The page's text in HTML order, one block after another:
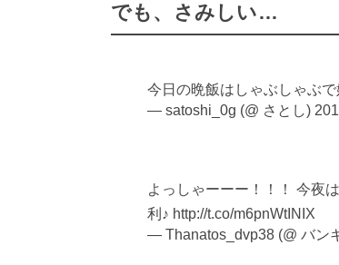
でも、さみしい…
今日の晩飯はしゃぶしゃぶ
— satoshi_0g (@ さとし)
よっしゃーーー！！！ 今夜
利♪ http://t.co/m6pnWtINIX
— Thanatos_dvp38 (@ バン